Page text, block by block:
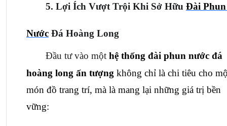
5. Lợi Ích Vượt Trội Khi Sở Hữu Đài Phun
Nước Đá Hoàng Long
Đầu tư vào một hệ thống đài phun nước đá
hoàng long ấn tượng không chỉ là chi tiêu cho
món đồ trang trí, mà là mang lại những giá trị bền
vững: